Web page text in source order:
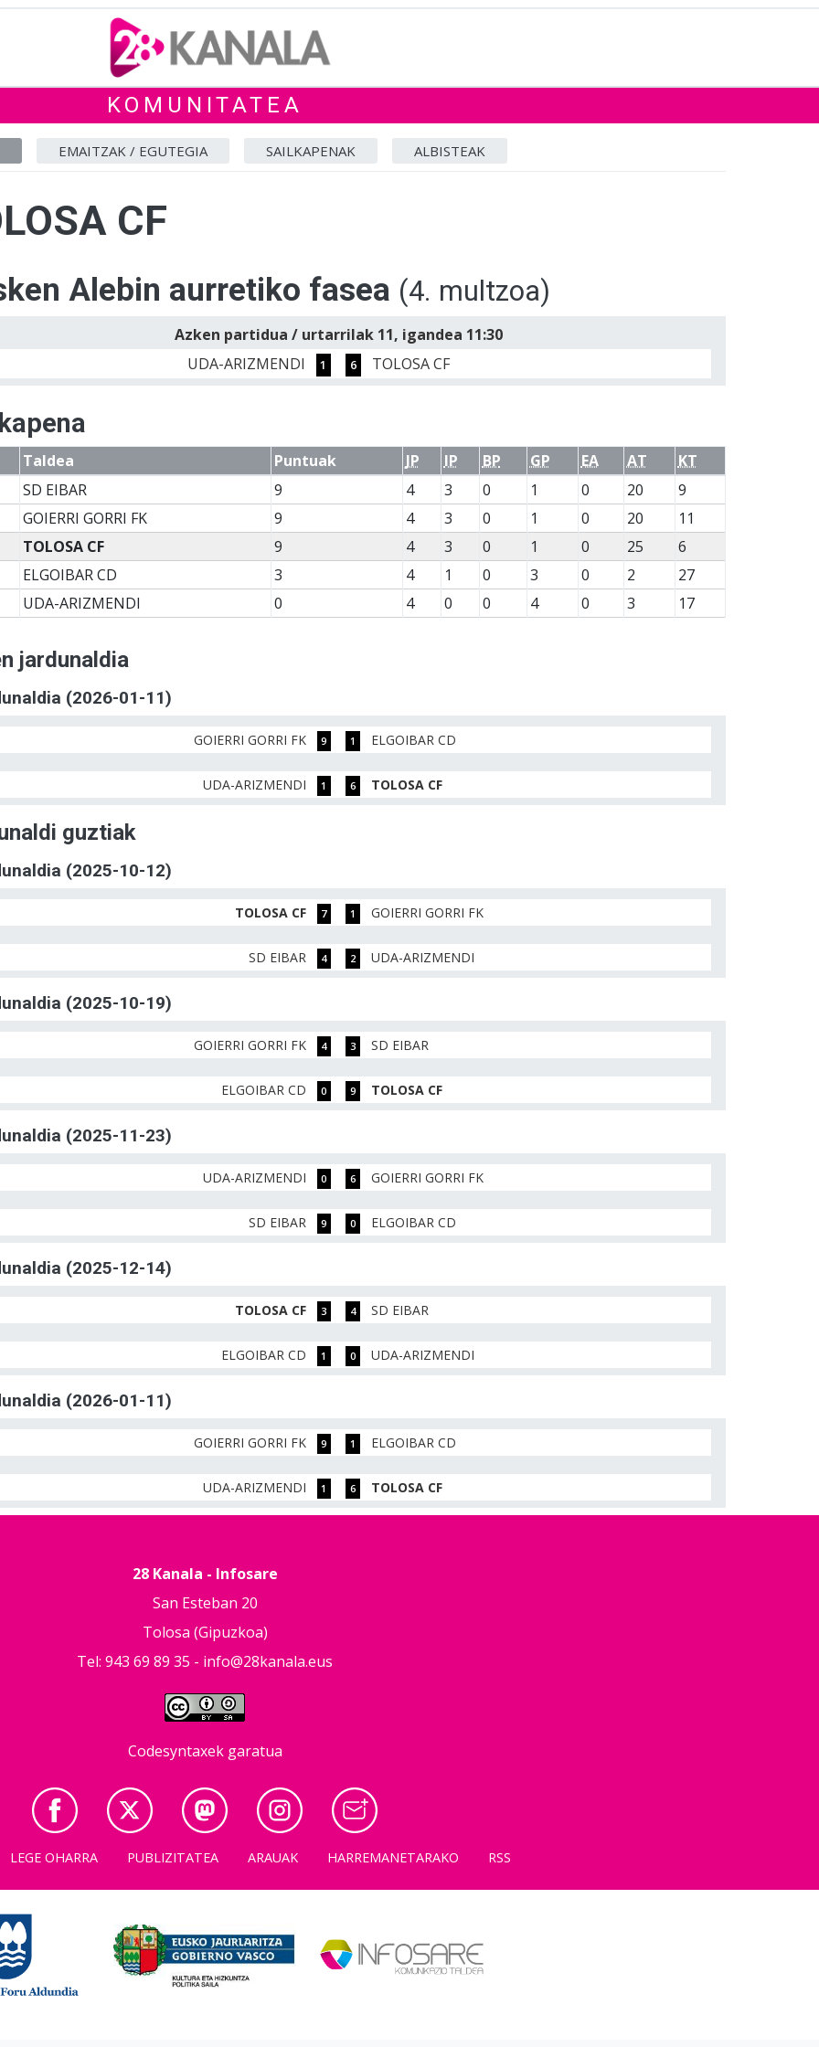
KOMUNITATEA
EMAITZAK / EGUTEGIA SAILKAPENAK ALBISTEAK
CF
Alebin aurretiko fasea (4. multzoa)
Azken partidua / urtarrilak 11, igandea 11:30
UDA-ARIZMENDI
1 6 TOLOSA CF
Taldea Puntuak JP IP BP GP EA AT
KT
SD EIBAR 9 4 3 0 1 0 20
9
GOIERRI GORRI FK 9 4 3 0 1 0 20
11
TOLOSA CF 9 4 3 0 1 0 25
6
ELGOIBAR CD 3 4 1 0 3 0 2
27
UDA-ARIZMENDI 0 4 0 0 4 0 3 17
jardunaldia
(2026-01-11)
GOIERRI GORRI FK 9 1 ELGOIBAR CD
UDA-ARIZMENDI 1 6 TOLOSA CF
guztiak
(2025-10-12)
TOLOSA CF 7 1 GOIERRI GORRI FK
SD EIBAR 4 2 UDA-ARIZMENDI
(2025-10-19)
GOIERRI GORRI FK 4 3 SD EIBAR
ELGOIBAR CD 0 9 TOLOSA CF
(2025-11-23)
UDA-ARIZMENDI 0 6 GOIERRI GORRI FK
SD EIBAR 9 0 ELGOIBAR CD
(2025-12-14)
TOLOSA CF 3 4 SD EIBAR
ELGOIBAR CD 1 0 UDA-ARIZMENDI
(2026-01-11)
GOIERRI GORRI FK 9 1 ELGOIBAR CD
UDA-ARIZMENDI 1 6 TOLOSA CF
28 Kanala - Infosare
San Esteban 20
Tolosa (Gipuzkoa)
Tel: 943 69 89 35 - info@28kanala.eus
Codesyntaxek garatua
LEGE OHARRA PUBLIZITATEA ARAUAK HARREMANETARAKO RSS